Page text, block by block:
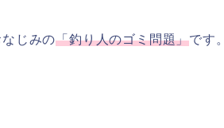
じみの「釣り人のゴミ問題」です。